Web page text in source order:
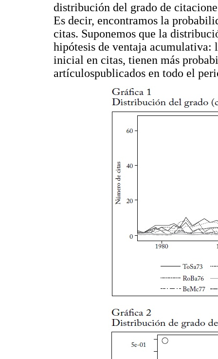
distribución del grado de
Es decir, encontramos la
citas. Suponemos que la
hipótesis de ventaja acumulativa:
inicial en citas, tienen más
artículospublicados en todo el